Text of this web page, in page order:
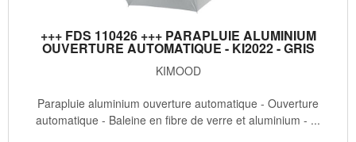
+++ FDS 110426 +++ PARAPLUIE ALUMINIUM
OUVERTURE AUTOMATIQUE - KI2022 - GRIS
KIMOOD
Parapluie aluminium ouverture automatique - Ouverture
automatique - Baleine en fibre de verre et aluminium - ...